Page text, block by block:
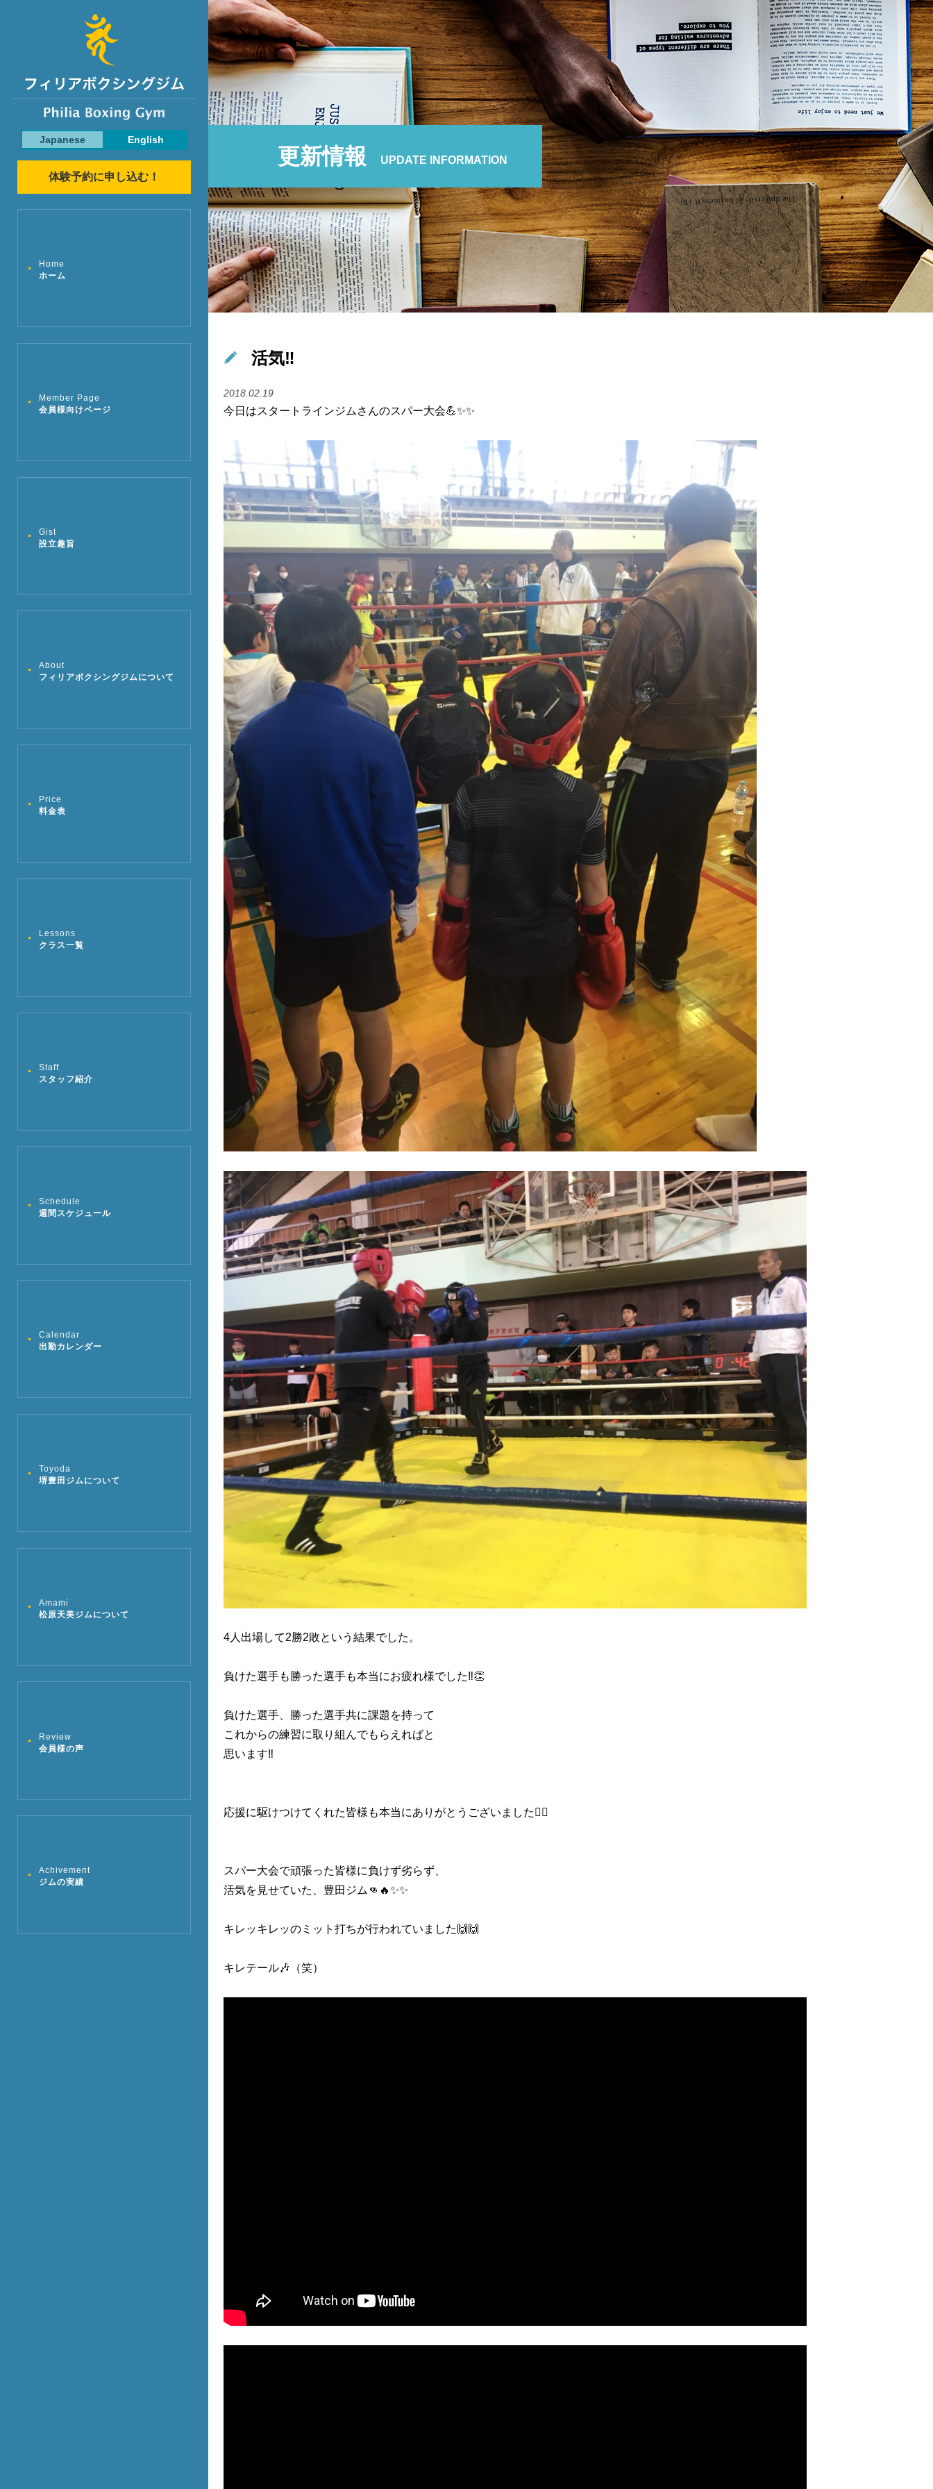
Japanese English
体験予約に申し込む！
Home
ホーム
Member Page
会員様向けページ
Gist
設立趣旨
About
フィリアボクシングジムについて
Price
料金表
Lessons
クラス一覧
Staff
スタッフ紹介
Schedule
週間スケジュール
Calendar
出勤カレンダー
Toyoda
堺豊田ジムについて
Amami
松原天美ジムについて
Review
会員様の声
Achivement
ジムの実績
更新情報 UPDATE INFORMATION
活気‼️
2018.02.19
今日はスタートラインジムさんのスパー大会💪✨✨
4人出場して2勝2敗という結果でした。
負けた選手も勝った選手も本当にお疲れ様でした‼👏
負けた選手、勝った選手共に課題を持って
これからの練習に取り組んでもらえればと
思います‼
応援に駆けつけてくれた皆様も本当にありがとうございました🙇‍♂️
スパー大会で頑張った皆様に負けず劣らず、
活気を見せていた、豊田ジム👊🔥✨✨
キレッキレッのミット打ちが行われていました🙌🙌
キレテール🎶（笑）